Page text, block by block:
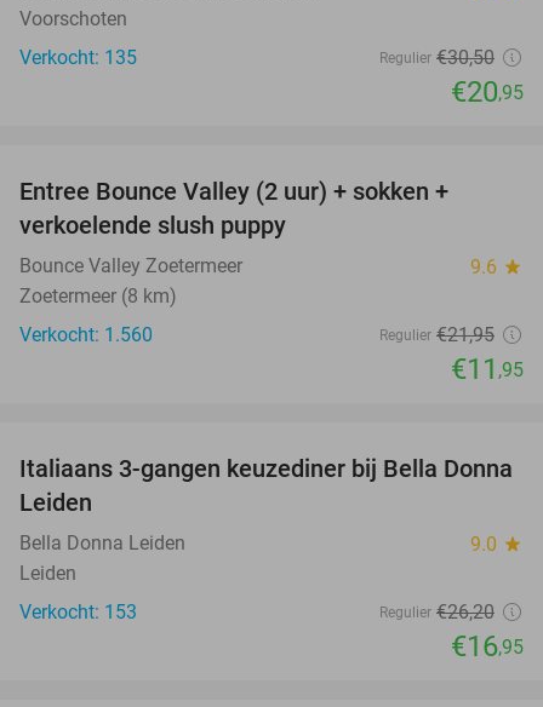
Voorschoten
Verkocht: 135
Regulier €30,50
€20,95
Entree Bounce Valley (2 uur) + sokken +
verkoelende slush puppy
Bounce Valley Zoetermeer 9.6 star
Zoetermeer (8 km)
Verkocht: 1.560
Regulier €21,95
€11 ,95
35%
Italiaans 3-gangen keuzediner bij Bella Donna
Leiden
Bella Donna Leiden 9.0 star
Leiden
Verkocht: 153
Regulier €26,20
€16,95